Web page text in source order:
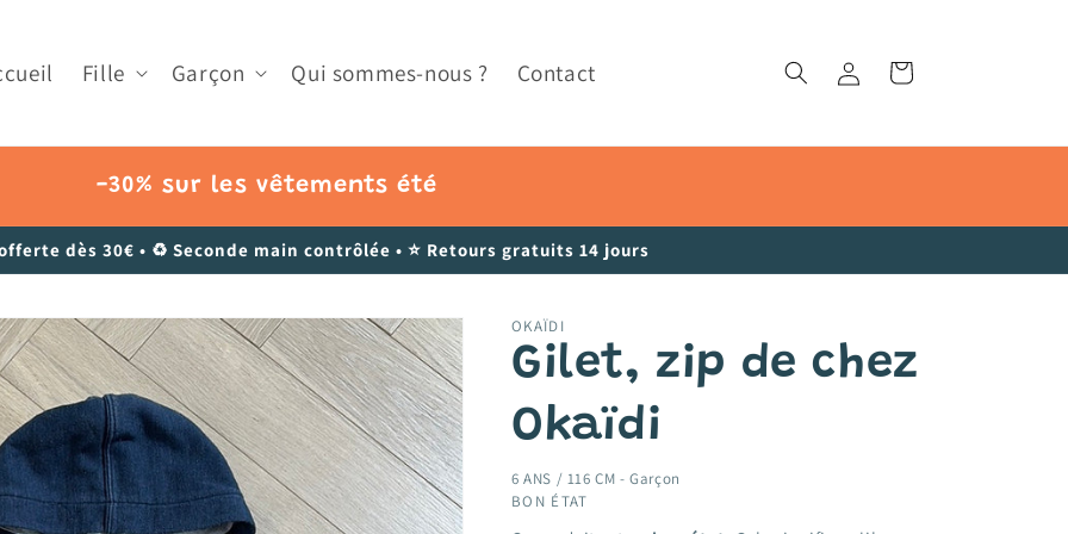
Fille Garçon Qui sommes-nous ? Contact Connexion Panier
-30% sur les vêtements été
dès 30€ • ♻️ Seconde main contrôlée • ⭐ Retours gratuits 14 jours
OKAÏDI
Gilet, zip de chez
Okaïdi
6 ANS / 116 CM -Garçon
BON ÉTAT